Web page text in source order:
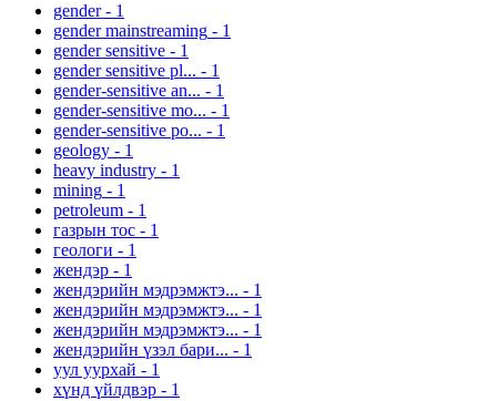
gender - 1
gender mainstreaming - 1
gender sensitive - 1
gender sensitive pl... - 1
gender-sensitive an... - 1
gender-sensitive mo... - 1
gender-sensitive po... - 1
geology - 1
heavy industry - 1
mining - 1
petroleum - 1
газрын тос - 1
геологи - 1
жендэр - 1
жендэрийн мэдрэмжтэ... - 1
жендэрийн мэдрэмжтэ... - 1
жендэрийн мэдрэмжтэ... - 1
жендэрийн үзэл бари... - 1
уул уурхай - 1
хүнд үйлдвэр - 1